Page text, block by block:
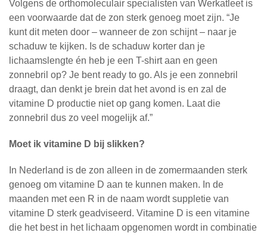
Volgens de orthomoleculair specialisten van Werkatleet is
een voorwaarde dat de zon sterk genoeg moet zijn. “Je
kunt dit meten door – wanneer de zon schijnt – naar je
schaduw te kijken. Is de schaduw korter dan je
lichaamslengte én heb je een T-shirt aan en geen
zonnebril op? Je bent ready to go. Als je een zonnebril
draagt, dan denkt je brein dat het avond is en zal de
vitamine D productie niet op gang komen. Laat die
zonnebril dus zo veel mogelijk af.”
Moet ik vitamine D bij slikken?
In Nederland is de zon alleen in de zomermaanden sterk
genoeg om vitamine D aan te kunnen maken. In de
maanden met een R in de naam wordt suppletie van
vitamine D sterk geadviseerd. Vitamine D is een vitamine
die het best in het lichaam opgenomen wordt in combinatie